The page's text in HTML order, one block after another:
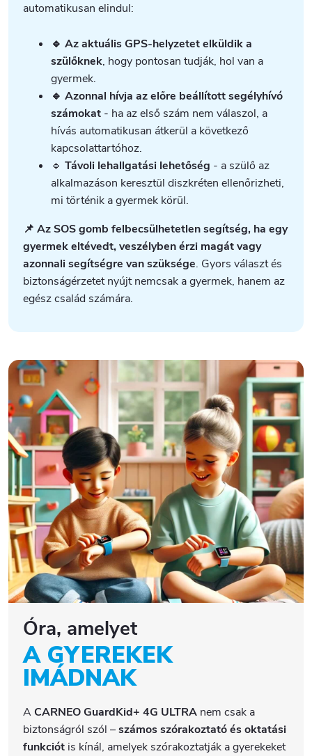
automatikusan elindul:
🔹 Az aktuális GPS-helyzetet elküldik a
szülőknek, hogy pontosan tudják, hol van a
gyermek.
🔹 Azonnal hívja az előre beállított segélyhívó
számokat - ha az első szám nem válaszol, a
hívás automatikusan átkerül a következő
kapcsolattartóhoz.
🔹Távoli lehallgatási lehetőség - a szülő az
alkalmazáson keresztül diszkréten ellenőrizheti,
mi történik a gyermek körül.
📌 Az SOS gomb felbecsülhetetlen segítség, ha egy
gyermek eltévedt, veszélyben érzi magát vagy
azonnali segítségre van szüksége. Gyors választ és
biztonságérzetet nyújt nemcsak a gyermek, hanem az
egész család számára.
Óra, amelyet
A GYEREKEK
IMÁDNAK
ACARNEO GuardKid+ 4G ULTRA nem csak a
biztonságról szól –számos szórakoztató és oktatási
funkciót is kínál, amelyek szórakoztatják a gyerekeket